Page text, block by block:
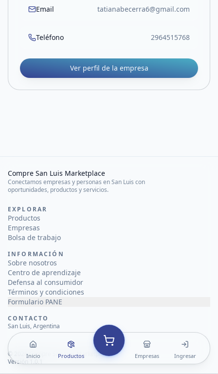
Email tatianabecerra6@gmail.com
Teléfono 2964515768
Ver perfil de la empresa
Inicio Productos Empresas Ingresar
Compre San Luis Marketplace
Conectamos empresas y personas en San Luis con
oportunidades, productos y servicios.
EXPLORAR
Productos
Empresas
Bolsa de trabajo
INFORMACIÓN
Sobre nosotros
Centro de aprendizaje
Defensa al consumidor
Términos y condiciones
Formulario PANE
CONTACTO
San Luis, Argentina
© 2026Compre San Luis Marketplace
Versión 1.0.1